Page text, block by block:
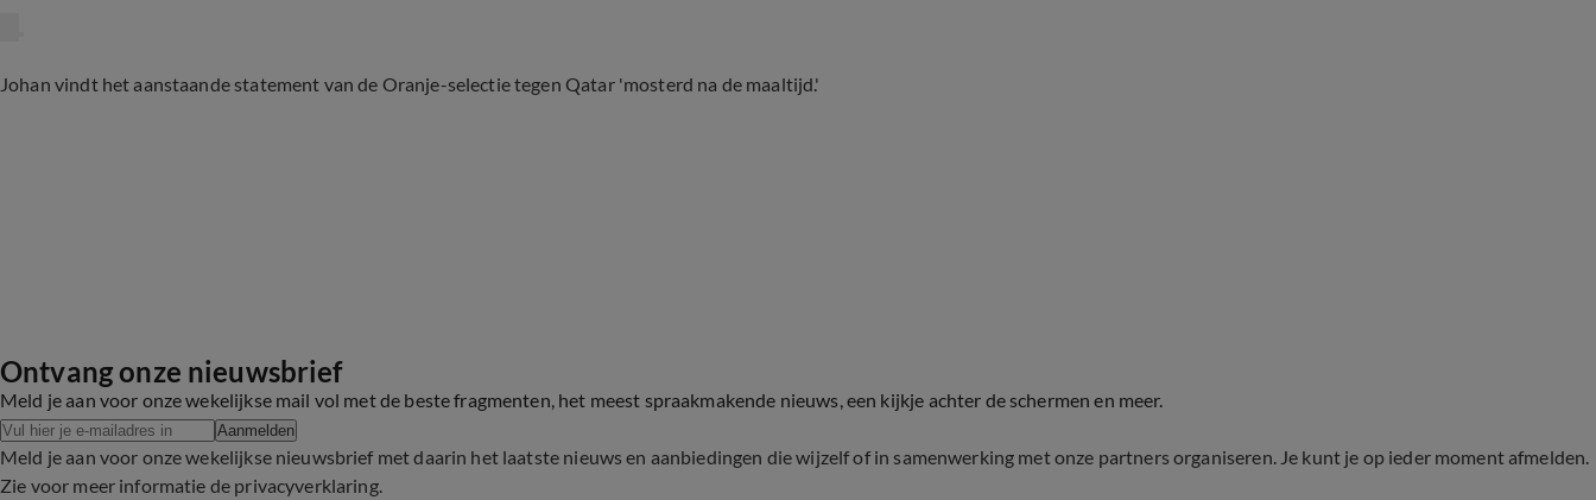
Johan vindt het aanstaande statement van de Oranje-selectie tegen Qatar 'mosterd na de maaltijd.'
Ontvang onze nieuwsbrief
Meld je aan voor onze wekelijkse mail vol met de beste fragmenten, het meest spraakmakende nieuws, een kijkje achter de schermen en meer.
Aanmelden
Meld je aan voor onze wekelijkse nieuwsbrief met daarin het laatste nieuws en aanbiedingen die wijzelf of in samenwerking met onze partners organiseren. Je kunt je op ieder moment afmelden.
Zie voor meer informatie de privacyverklaring.